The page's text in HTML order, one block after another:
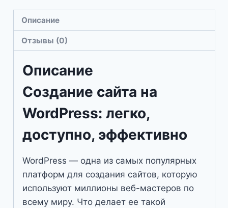
Описание
Отзывы (0)
Описание
Создание сайта на
WordPress: легко,
доступно, эффективно
WordPress — одна из самых популярных
платформ для создания сайтов, которую
используют миллионы веб-мастеров по
всему миру. Что делает ее такой